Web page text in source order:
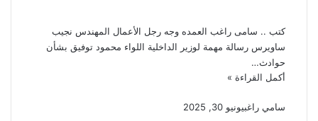
كتب .. سامى راغب العمده وجه رجل الأعمال المهندس نجيب
ساويرس رسالة مهمة لوزير الداخلية اللواء محمود توفيق بشأن
حوادث…
أكمل القراءة »
سامي راغبيونيو 30, 2025